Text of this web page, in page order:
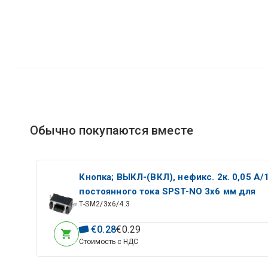
Обычно покупаются вместе
Кнопкa; ВЫКЛ-(ВКЛ), нефикс. 2к. 0,05 А/
постоянного тока SPST-NO 3x6 мм для
поверхностного монтажа; высота=4,3 мм
T-SM2/3x6/4.3
€0.28€0.29
Стоимость с НДС